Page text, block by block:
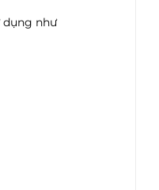
dụng như